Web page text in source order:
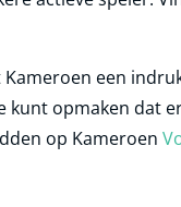
Kameroen een
kunt opmaken dat
op Kameroen